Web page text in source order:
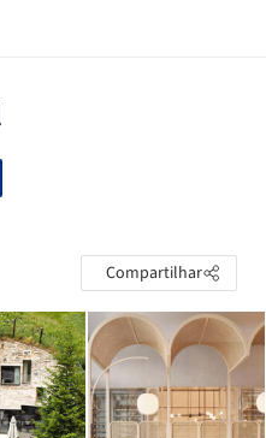
Compartilhar